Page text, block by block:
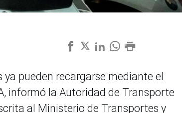
pueden recargarse mediante el
informó la Autoridad de Transporte
al Ministerio de Transportes y